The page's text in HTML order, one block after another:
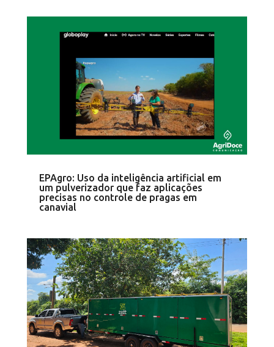
EPAgro: Uso da inteligência artificial em
um pulverizador que faz aplicações
precisas no controle de pragas em
canavial